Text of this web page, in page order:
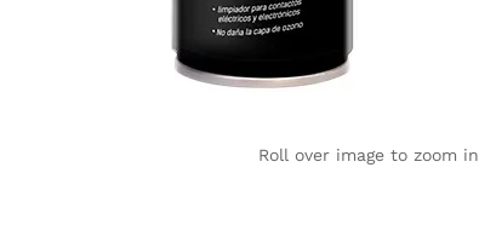
Roll over image to zoom in